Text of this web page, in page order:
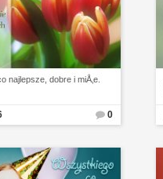
najlepsze, dobre i miÅ‚e.
0